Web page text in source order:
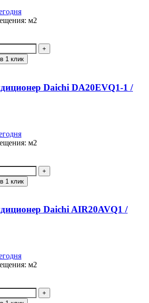
м2
1 клик
Daichi DA20EVQ1-1 /
м2
1 клик
Daichi AIR20AVQ1 /
м2